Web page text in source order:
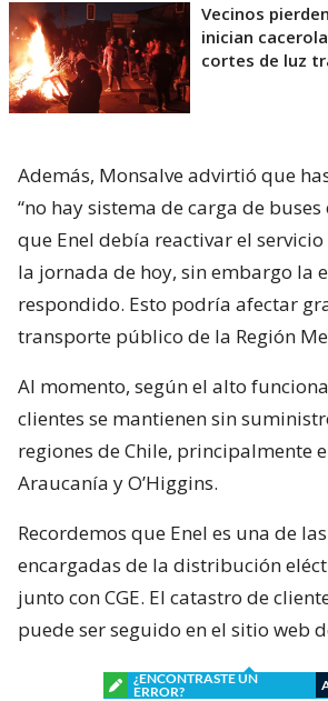
Vecinos
inician
cortes de luz
Además, Monsalve advirtió que
“no hay sistema de carga de buses
que Enel debía reactivar el
la jornada de hoy, sin embargo la
respondido. Esto podría afectar
transporte público de la Región
Al momento, según el alto
clientes se mantienen sin
regiones de Chile, principalmente
Araucanía y O’Higgins.
Recordemos que Enel es una de
encargadas de la distribución
junto con CGE. El catastro de
puede ser seguido en el sitio web
¿ENCONTRASTE UN
ERROR?